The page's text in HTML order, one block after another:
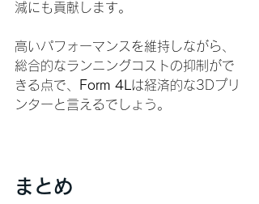
減にも貢献します。
高いパフォーマンスを維持しながら、
総合的なランニングコストの抑制がで
きる点で、
Form 4L は経済的な3Dプリ
ンターと言えるでしょう。
まとめ